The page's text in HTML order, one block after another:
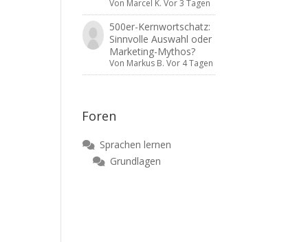
Von Marcel K. Vor 3 Tagen
500er-Kernwortschatz:
Sinnvolle Auswahl oder
Marketing-Mythos?
Von Markus B. Vor 4 Tagen
Foren
Sprachen lernen
Grundlagen